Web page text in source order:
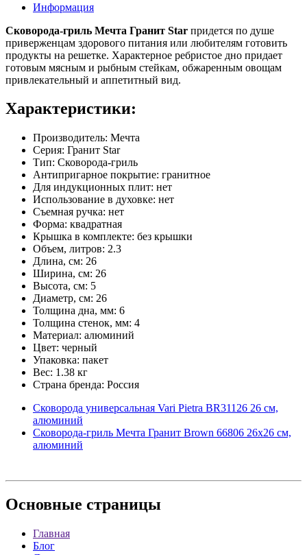
Информация
Сковорода-гриль Мечта Гранит Star придется по душе
приверженцам здорового питания или любителям готовить
продукты на решетке. Характерное ребристое дно придает
готовым мясным и рыбным стейкам, обжаренным овощам
привлекательный и аппетитный вид.
Характеристики:
Производитель: Мечта
Серия: Гранит Star
Тип: Сковорода-гриль
Антипригарное покрытие: гранитное
Для индукционных плит: нет
Использование в духовке: нет
Съемная ручка: нет
Форма: квадратная
Крышка в комплекте: без крышки
Объем, литров: 2.3
Длина, см: 26
Ширина, см: 26
Высота, см: 5
Диаметр, см: 26
Толщина дна, мм: 6
Толщина стенок, мм: 4
Материал: алюминий
Цвет: черный
Упаковка: пакет
Вес: 1.38 кг
Страна бренда: Россия
Сковорода универсальная Vari Pietra BR31126 26 см,
алюминий
Сковорода-гриль Мечта Гранит Brown 66806 26х26 см,
алюминий
Основные страницы
Главная
Блог